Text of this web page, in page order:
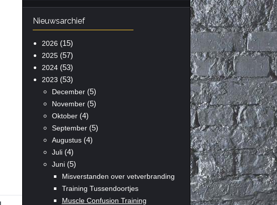
Nieuwsarchief
2026 (15)
2025(57)
2024(53)
2023 (53)
December(5)
November(5)
Oktober(4)
September(5)
Augustus(4)
Juli(4)
Juni(5)
Misverstanden over vetverbranding
Training Tussendoortjes
Muscle Confusion Training